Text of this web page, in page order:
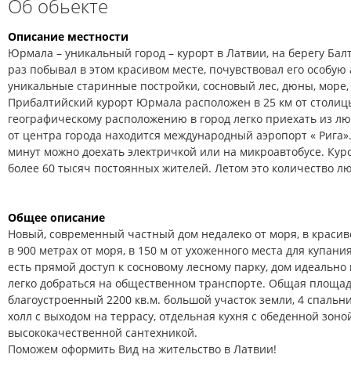
Об обьекте
Описание местности
Юрмала – уникальный город – курорт в Латвии, на берегу
раз побывал в этом красивом месте, почувствовал его
уникальные старинные постройки, сосновый лес, дюны,
Прибалтийский курорт Юрмала расположен в 25 км от
географическому расположению в город легко приехать из
от центра города находится международный аэропорт «
минут можно доехать электричкой или на микроавтобусе.
более 60 тысяч постоянных жителей. Летом это количество
Общее описание
Новый, современный частный дом недалеко от моря, в
в 900 метрах от моря, в 150 м от ухоженного места для
есть прямой доступ к сосновому лесному парку, дом
легко добраться на общественном транспорте. Общая
благоустроенный 2200 кв.м. большой участок земли, 4
холл с выходом на террасу, отдельная кухня с обеденной
высококачественной сантехникой.
Поможем оформить Вид на жительство в Латвии!